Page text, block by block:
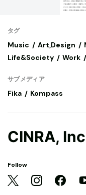
タグ
Music Art,Design
Life&Society
Work
サブメディア
Fika Kompass
CINRA,
Follow